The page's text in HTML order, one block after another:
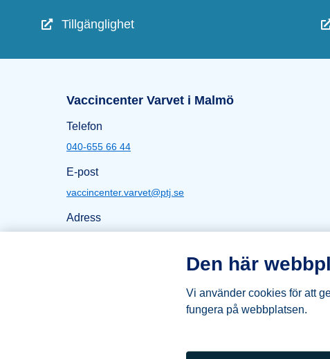
Den här
Vi använder cookies för att
fungera på webbplatsen.
Snabblänkar
Tillgänglighet
Öppettider Varvet i Malmö
Vaccincenter Varvet i Malmö
Telefon
040-655 66 44
E-post
vaccincenter.varvet@ptj.se
Adress
Karta Varvet